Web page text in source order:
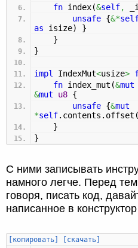
fn index(&self,
unsafe {&*
as isize)
}
}
}
impl IndexMut<usize>
fn index_mut (&mut
&mut u8 {
unsafe {&mut
*self.contents.offset (
}
}
С ними записывать
намного легче. Перед
говоря, писать код,
написанное в
[копировать] [скачать]